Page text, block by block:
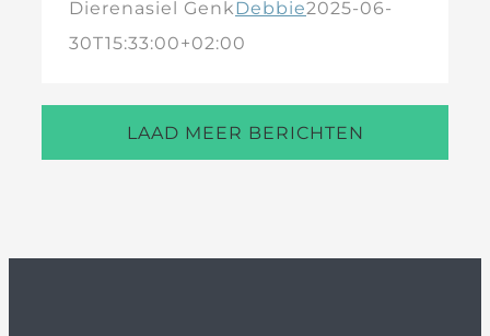
Dierenasiel GenkDebbie2025-06-
30T15:33:00+02:00
LAAD MEER BERICHTEN